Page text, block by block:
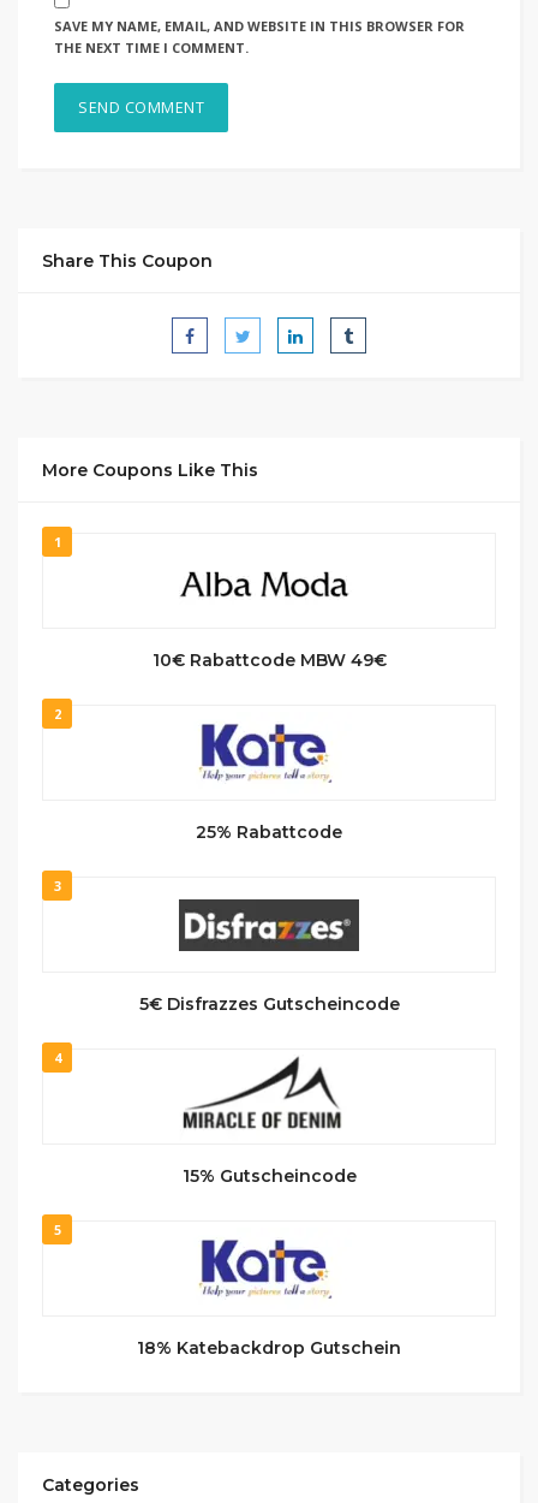
SAVE MY NAME, EMAIL, AND WEBSITE IN THIS BROWSER FOR
THE NEXT TIME I COMMENT.
Share This Coupon
More Coupons Like This
1
10€ Rabattcode MBW 49€
2
25% Rabattcode
3
5€ Disfrazzes Gutscheincode
4
15% Gutscheincode
5
18% Katebackdrop Gutschein
Categories